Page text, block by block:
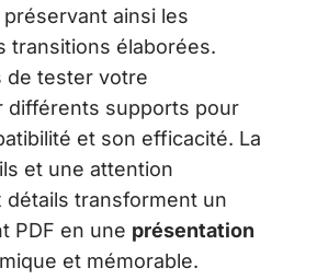
ainsi les
transitions élaborées.
de tester votre
différents supports pour
et son efficacité. La
et une attention
détails transforment un
PDF en une présentation
et mémorable.